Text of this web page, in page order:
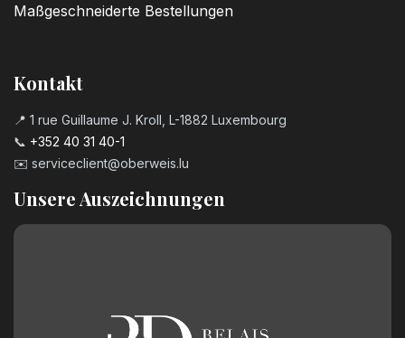
Maßgeschneiderte Bestellungen
Kontakt
📍 1 rue Guillaume J. Kroll, L-1882 Luxembourg
📞 +352 40 31 40-1
✉️ serviceclient@oberweis.lu
Unsere Auszeichnungen